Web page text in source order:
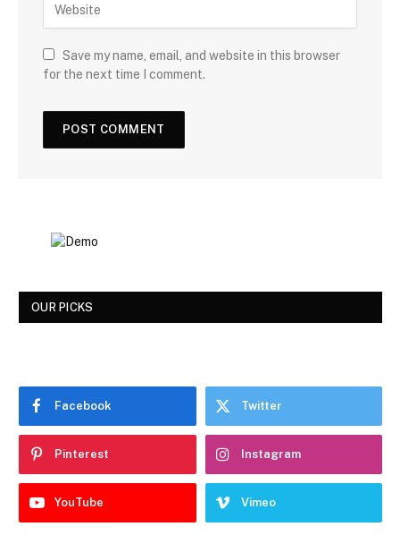
Save my name, email, and website in this browser
for the next time I comment.
OUR PICKS
Facebook Twitter
Pinterest Instagram
YouTube Vimeo